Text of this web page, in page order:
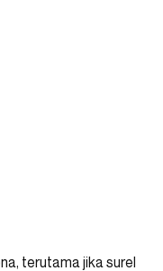
terutama jika surel